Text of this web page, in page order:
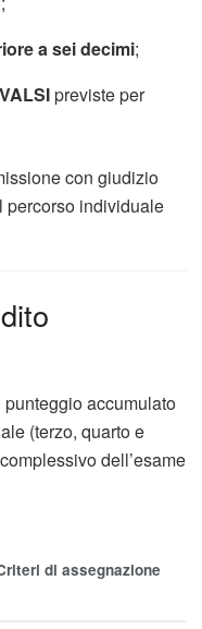
a sei decimi;
previste per
con giudizio
percorso individuale
accumulato
(terzo, quarto e
dell’esame
di assegnazione